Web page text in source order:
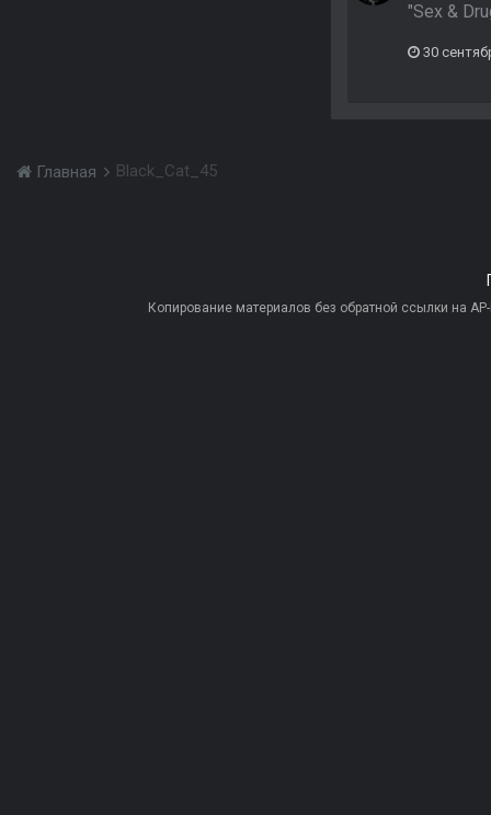
"Sex &
30
Главная Black_Cat_45
Копирование материалов без обратной ссылки на